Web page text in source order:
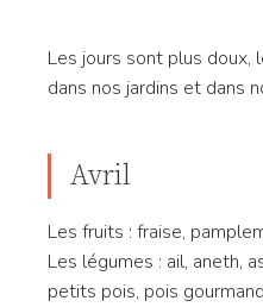
Les jours sont plus
dans nos jardins et dans
Avril
Les fruits : fraise,
Les légumes : ail, aneth,
petits pois, pois